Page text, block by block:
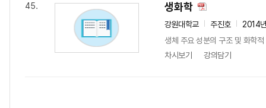
45. 생화학
강원대학교 주진호
2014
생체 주요 성분의 구조 및 화학적
차시보기
강의담기